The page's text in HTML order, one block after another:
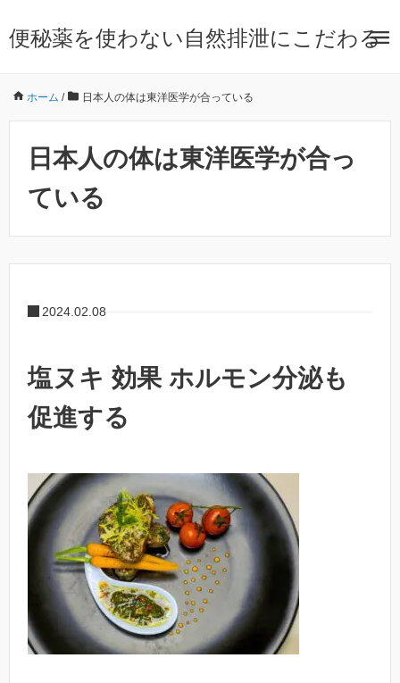
便秘薬を使わない自然排泄にこだわる
ホーム / 日本人の体は東洋医学が合っている
日本人の体は東洋医学が合っ
ている
2024.02.08
塩ヌキ 効果 ホルモン分泌も
促進する